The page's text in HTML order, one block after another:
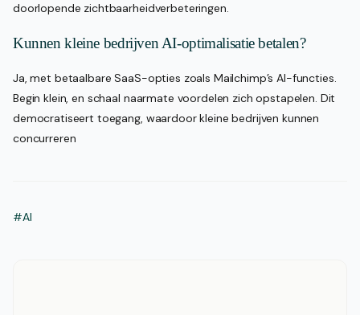
doorlopende zichtbaarheidverbeteringen.
Kunnen kleine bedrijven AI-optimalisatie betalen?
Ja, met betaalbare SaaS-opties zoals Mailchimp’s AI-functies.
Begin klein, en schaal naarmate voordelen zich opstapelen. Dit
democratiseert toegang, waardoor kleine bedrijven kunnen
concurreren
#AI